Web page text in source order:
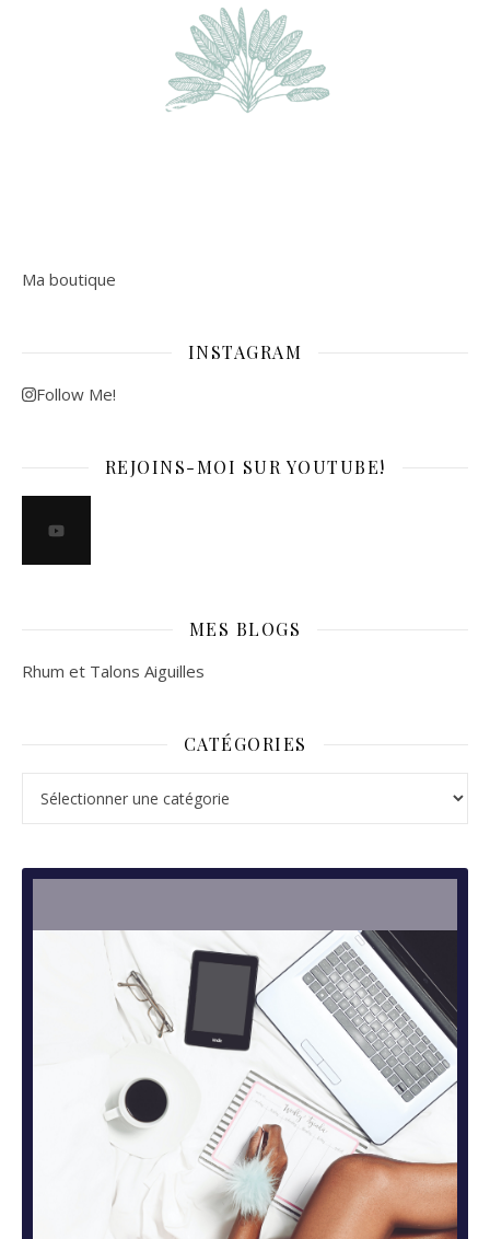
Ma boutique
INSTAGRAM
Follow Me!
REJOINS-MOI SUR YOUTUBE!
MES BLOGS
Rhum et Talons Aiguilles
CATÉGORIES